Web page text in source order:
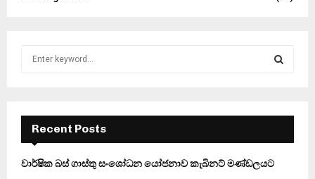
f
r
E
A
Recent Posts
වාර්ෂික බස් ගාස්තු සංශෝධන යෝජනාව කැබිනට් මණ්ඩලයට